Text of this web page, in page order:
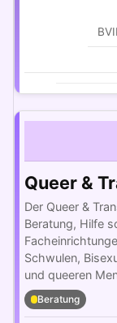
Queer &
Der Queer &
Beratung, Hilfe
Schwulen,
und queeren
Beratung